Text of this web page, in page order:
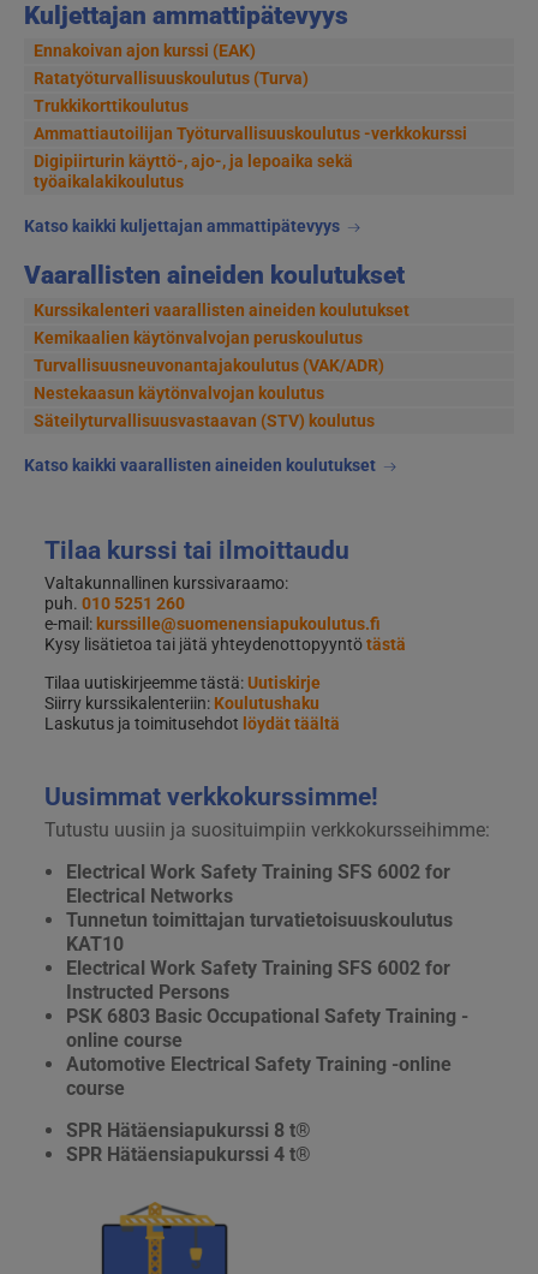
Kuljettajan ammattipätevyys
Ennakoivan ajon kurssi (EAK)
Ratatyöturvallisuuskoulutus (Turva)
Trukkikorttikoulutus
Ammattiautoilijan Työturvallisuuskoulutus -verkkokurssi
Digipiirturin käyttö-, ajo-, ja lepoaika sekä
työaikalakikoulutus
Katso kaikki kuljettajan ammattipätevyys
Vaarallisten aineiden koulutukset
Kurssikalenteri vaarallisten aineiden koulutukset
Kemikaalien käytönvalvojan peruskoulutus
Turvallisuusneuvonantajakoulutus (VAK/ADR)
Nestekaasun käytönvalvojan koulutus
Säteilyturvallisuusvastaavan (STV) koulutus
Katso kaikki vaarallisten aineiden koulutukset
Tilaa kurssi tai ilmoittaudu
Valtakunnallinen kurssivaraamo:
puh. 010 5251 260
e-mail:kurssille@suomenensiapukoulutus.fi
Kysy lisätietoa tai jätä yhteydenottopyyntötästä
Tilaa uutiskirjeemme tästä:Uutiskirje
Siirry kurssikalenteriin: Koulutushaku
Laskutus ja toimitusehdot löydät täältä
Uusimmat verkkokurssimme!
Tutustu uusiin ja suosituimpiin verkkokursseihimme:
Electrical Work Safety Training SFS 6002 for
Electrical Networks
Tunnetun toimittajan turvatietoisuuskoulutus
KAT10
Electrical Work Safety Training SFS 6002 for
Instructed Persons
PSK 6803 Basic Occupational Safety Training -
online course
Automotive Electrical Safety Training -online
course
SPR Hätäensiapukurssi 8 t®
SPR Hätäensiapukurssi 4 t®